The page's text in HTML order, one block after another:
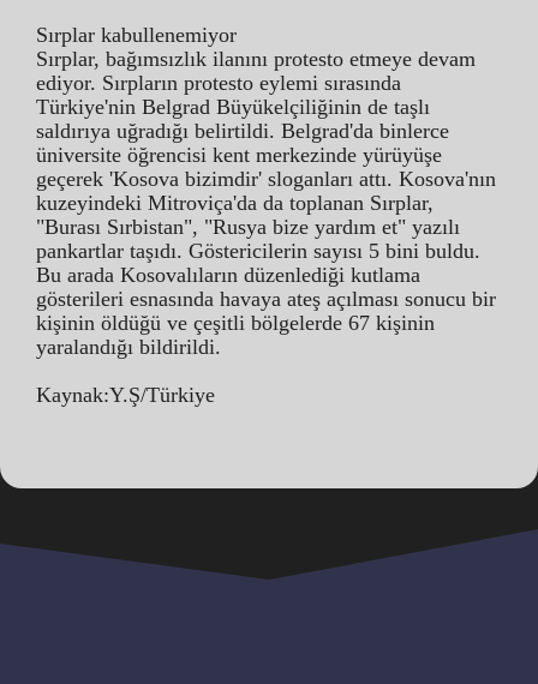
Sırplar kabullenemiyor
Sırplar, bağımsızlık ilanını protesto etmeye devam
ediyor. Sırpların protesto eylemi sırasında
Türkiye'nin Belgrad Büyükelçiliğinin de taşlı
saldırıya uğradığı belirtildi. Belgrad'da binlerce
üniversite öğrencisi kent merkezinde yürüyüşe
geçerek 'Kosova bizimdir' sloganları attı. Kosova'nın
kuzeyindeki Mitroviça'da da toplanan Sırplar,
"Burası Sırbistan", "Rusya bize yardım et" yazılı
pankartlar taşıdı. Göstericilerin sayısı 5 bini buldu.
Bu arada Kosovalıların düzenlediği kutlama
gösterileri esnasında havaya ateş açılması sonucu bir
kişinin öldüğü ve çeşitli bölgelerde 67 kişinin
yaralandığı bildirildi.
Kaynak:Y.Ş/Türkiye